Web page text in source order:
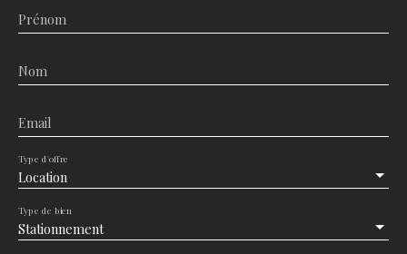
Prénom
Nom
Email
Location
Type d'offre
Stationnement
Type de bien